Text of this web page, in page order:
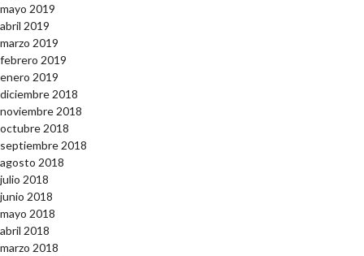
mayo 2019
abril 2019
marzo 2019
febrero 2019
enero 2019
diciembre 2018
noviembre 2018
octubre 2018
septiembre 2018
agosto 2018
julio 2018
junio 2018
mayo 2018
abril 2018
marzo 2018